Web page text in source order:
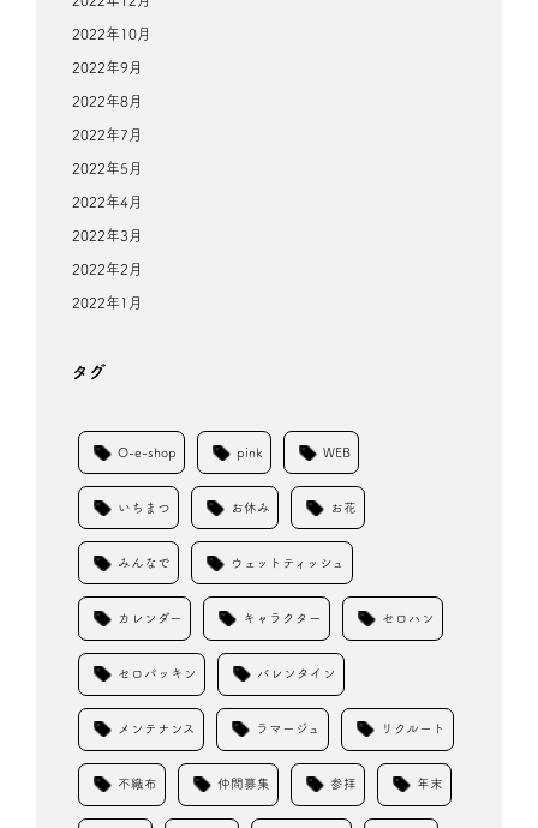
2022年10月
2022年9月
2022年8月
2022年7月
2022年5月
2022年4月
2022年3月
2022年2月
2022年1月
タグ
O-e-shop pink WEB
いちまつ お休み お花
みんなで ウェットティッシュ
カレンダー キャラクター セロハン
セロパッキン バレンタイン
メンテナンス ラマージュ リクルート
不織布 仲間募集 参拝 年末